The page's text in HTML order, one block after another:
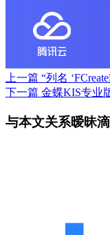
上一篇 “列名
下一篇 金蝶KIS专业
与本文关系暧昧滴